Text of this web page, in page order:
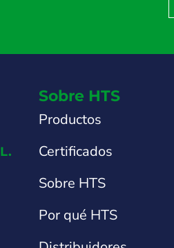
Sobre HTS
Productos
Certificados
Sobre HTS
Por qué HTS